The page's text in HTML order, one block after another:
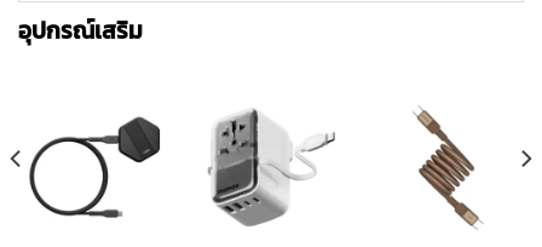
อุปกรณ์เสริม